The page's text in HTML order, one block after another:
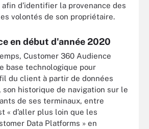
d’identifier la provenance des
volontés de son propriétaire.
en début d'année 2020
Customer 360 Audience
base technologique pour
du client à partir de données
son historique de navigation sur le
de ses terminaux, entre
« d’aller plus loin que les
Data Platforms » en